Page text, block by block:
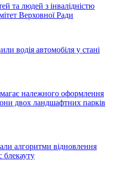
та людей з інвалідністю
Верховної Ради
водія автомобіля у стані
належного оформлення
двох ландшафтних парків
алгоритми відновлення
блекауту